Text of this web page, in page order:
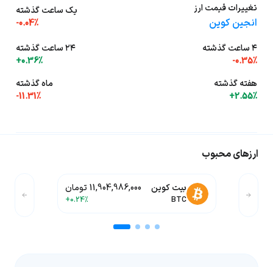
تغییرات قیمت ارز
انجین کوین
یک ساعت گذشته
-0.04%
۴ ساعت گذشته
-0.35%
۲۴ ساعت گذشته
+0.36%
هفته گذشته
+2.55%
ماه گذشته
-11.31%
ارزهای محبوب
بیت کوین
BTC
11,904,986,000 تومان
+0.24%